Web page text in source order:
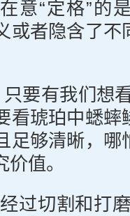
意“定格”的
或者隐含了不
要有我们想
看琥珀中蟋蟀
足够清晰，哪
值。
过切割和打